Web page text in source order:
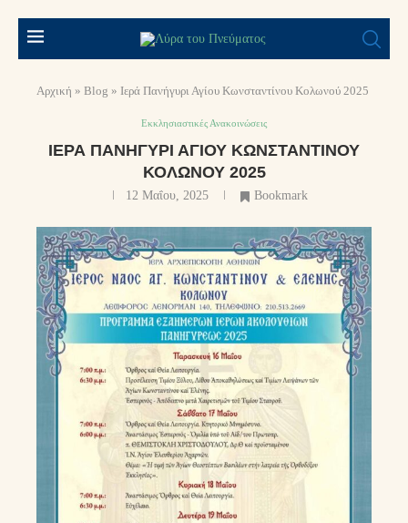
Αρχική » Blog » Ιερά Πανήγυρι Αγίου Κωνσταντίνου Κολωνού 2025
Εκκλησιαστικές Ανακοινώσεις
ΙΕΡΆ ΠΑΝΉΓΥΡΙ ΑΓΊΟΥ ΚΩΝΣΤΑΝΤΊΝΟΥ
ΚΟΛΩΝΟΎ 2025
12 Μαΐου, 2025 Bookmark